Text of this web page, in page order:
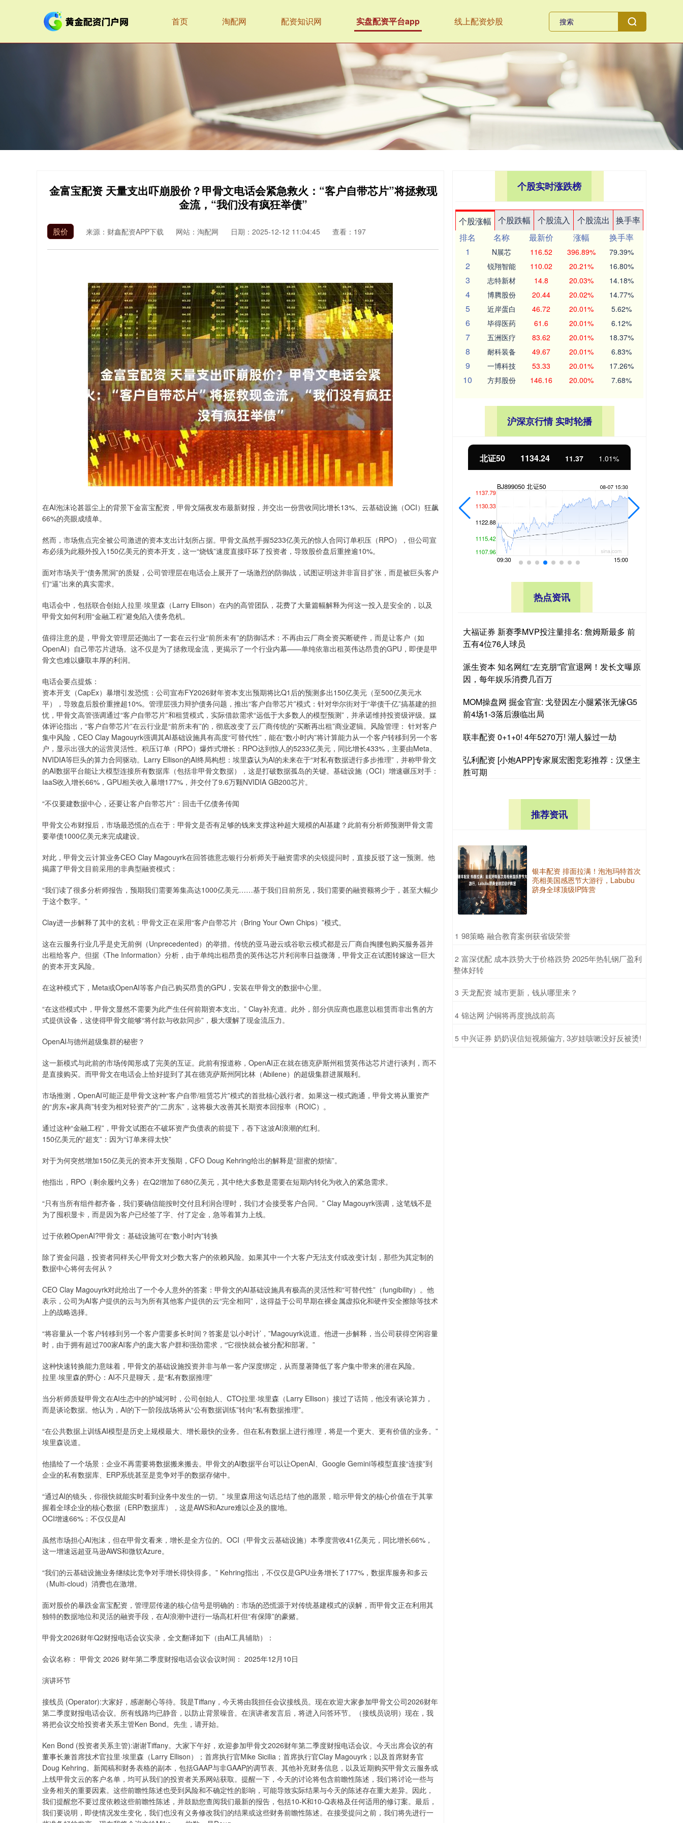
首页 淘配网 配资知识网 实盘配资平台app 线上配资炒股
金富宝配资 天量支出吓崩股价？甲骨文电话会紧急救火：“客户自带芯片”将拯救现
金流，“我们没有疯狂举债”
股价 来源：财鑫配资APP下载 网站：淘配网 日期：2025-12-12 11:04:45 查看：197
在AI泡沫论甚嚣尘上的背景下金富宝配资，甲骨文隔夜发布最新财报，并交出一份营收同比增长13%、云基础设施（OCI）狂飙
66%的亮眼成绩单。
然而，市场焦点完全被公司激进的资本支出计划所占据。甲骨文虽然手握5233亿美元的惊人合同订单积压（RPO），但公司宣
布必须为此额外投入150亿美元的资本开支，这一“烧钱”速度直接吓坏了投资者，导致股价盘后重挫逾10%。
面对市场关于“债务黑洞”的质疑，公司管理层在电话会上展开了一场激烈的防御战，试图证明这并非盲目扩张，而是被巨头客户
们“逼”出来的真实需求。
电话会中，包括联合创始人拉里·埃里森（Larry Ellison）在内的高管团队，花费了大量篇幅解释为何这一投入是安全的，以及
甲骨文如何利用“金融工程”避免陷入债务危机。
值得注意的是，甲骨文管理层还抛出了一套在云行业“前所未有”的防御话术：不再由云厂商全资买断硬件，而是让客户（如
OpenAI）自己带芯片进场。这不仅是为了拯救现金流，更揭示了一个行业内幕——单纯依靠出租英伟达昂贵的GPU，即便是甲
骨文也难以赚取丰厚的利润。
电话会要点提炼：
资本开支（CapEx）暴增引发恐慌：公司宣布FY2026财年资本支出预期将比Q1后的预测多出150亿美元（至500亿美元水
平），导致盘后股价重挫超10%。管理层强力辩护债务问题，推出“客户自带芯片”模式：针对华尔街对于“举债千亿”搞基建的担
忧，甲骨文高管强调通过“客户自带芯片”和租赁模式，实际借款需求“远低于大多数人的模型预测”，并承诺维持投资级评级。媒
体评论指出，“客户自带芯片”在云行业是“前所未有”的，彻底改变了云厂商传统的“买断再出租”商业逻辑。风险管理： 针对客户
集中风险，CEO Clay Magouyrk强调其AI基础设施具有高度“可替代性”，能在“数小时内”将计算能力从一个客户转移到另一个客
户，显示出强大的运营灵活性。积压订单（RPO）爆炸式增长：RPO达到惊人的5233亿美元，同比增长433%，主要由Meta、
NVIDIA等巨头的算力合同驱动。Larry Ellison的AI终局构想：埃里森认为AI的未来在于“对私有数据进行多步推理”，并称甲骨文
的AI数据平台能让大模型连接所有数据库（包括非甲骨文数据），这是打破数据孤岛的关键。基础设施（OCI）增速碾压对手：
IaaS收入增长66%，GPU相关收入暴增177%，并交付了9.6万颗NVIDIA GB200芯片。
“不仅要建数据中心，还要让客户自带芯片”：回击千亿债务传闻
甲骨文公布财报后，市场最恐慌的点在于：甲骨文是否有足够的钱来支撑这种超大规模的AI基建？此前有分析师预测甲骨文需
要举债1000亿美元来完成建设。
对此，甲骨文云计算业务CEO Clay Magouyrk在回答德意志银行分析师关于融资需求的尖锐提问时，直接反驳了这一预测。他
揭露了甲骨文目前采用的非典型融资模式：
“我们读了很多分析师报告，预期我们需要筹集高达1000亿美元……基于我们目前所见，我们需要的融资额将少于，甚至大幅少
于这个数字。”
Clay进一步解释了其中的玄机：甲骨文正在采用“客户自带芯片（Bring Your Own Chips）”模式。
这在云服务行业几乎是史无前例（Unprecedented）的举措。传统的亚马逊云或谷歌云模式都是云厂商自掏腰包购买服务器并
出租给客户。但据《The Information》分析，由于单纯出租昂贵的英伟达芯片利润率日益微薄，甲骨文正在试图转嫁这一巨大
的资本开支风险。
在这种模式下，Meta或OpenAI等客户自己购买昂贵的GPU，安装在甲骨文的数据中心里。
“在这些模式中，甲骨文显然不需要为此产生任何前期资本支出。” Clay补充道。此外，部分供应商也愿意以租赁而非出售的方
式提供设备，这使得甲骨文能够“将付款与收款同步”，极大缓解了现金流压力。
OpenAI与德州超级集群的秘密？
这一新模式与此前的市场传闻形成了完美的互证。此前有报道称，OpenAI正在就在德克萨斯州租赁英伟达芯片进行谈判，而不
是直接购买。而甲骨文在电话会上恰好提到了其在德克萨斯州阿比林（Abilene）的超级集群进展顺利。
市场推测，OpenAI可能正是甲骨文这种“客户自带/租赁芯片”模式的首批核心践行者。如果这一模式跑通，甲骨文将从重资产
的“房东+家具商”转变为相对轻资产的“二房东”，这将极大改善其长期资本回报率（ROIC）。
通过这种“金融工程”，甲骨文试图在不破坏资产负债表的前提下，吞下这波AI浪潮的红利。
150亿美元的“超支”：因为“订单来得太快”
对于为何突然增加150亿美元的资本开支预期，CFO Doug Kehring给出的解释是“甜蜜的烦恼”。
他指出，RPO（剩余履约义务）在Q2增加了680亿美元，其中绝大多数是需要在短期内转化为收入的紧急需求。
“只有当所有组件都齐备，我们要确信能按时交付且利润合理时，我们才会接受客户合同。” Clay Magouyrk强调，这笔钱不是
为了囤积显卡，而是因为客户已经签了字、付了定金，急等着算力上线。
过于依赖OpenAI?甲骨文：基础设施可在“数小时内”转换
除了资金问题，投资者同样关心甲骨文对少数大客户的依赖风险。如果其中一个大客户无法支付或改变计划，那些为其定制的
数据中心将何去何从？
CEO Clay Magouyrk对此给出了一个令人意外的答案：甲骨文的AI基础设施具有极高的灵活性和“可替代性”（fungibility）。他
表示，公司为AI客户提供的云与为所有其他客户提供的云“完全相同”，这得益于公司早期在裸金属虚拟化和硬件安全擦除等技术
上的战略选择。
“将容量从一个客户转移到另一个客户需要多长时间？答案是‘以小时计’，”Magouyrk说道。他进一步解释，当公司获得空闲容量
时，由于拥有超过700家AI客户的庞大客户群和强劲需求，“它很快就会被分配和部署。”
这种快速转换能力意味着，甲骨文的基础设施投资并非与单一客户深度绑定，从而显著降低了客户集中带来的潜在风险。
拉里·埃里森的野心：AI不只是聊天，是“私有数据推理”
当分析师质疑甲骨文在AI生态中的护城河时，公司创始人、CTO拉里·埃里森（Larry Ellison）接过了话筒，他没有谈论算力，
而是谈论数据。他认为，AI的下一阶段战场将从“公有数据训练”转向“私有数据推理”。
“在公共数据上训练AI模型是历史上规模最大、增长最快的业务。但在私有数据上进行推理，将是一个更大、更有价值的业务。”
埃里森说道。
他描绘了一个场景：企业不再需要将数据搬来搬去。甲骨文的AI数据平台可以让OpenAI、Google Gemini等模型直接“连接”到
企业的私有数据库、ERP系统甚至是竞争对手的数据存储中。
“通过AI的镜头，你很快就能实时看到业务中发生的一切。” 埃里森用这句话总结了他的愿景，暗示甲骨文的核心价值在于其掌
握着全球企业的核心数据（ERP/数据库），这是AWS和Azure难以企及的腹地。
OCI增速66%：不仅仅是AI
虽然市场担心AI泡沫，但在甲骨文看来，增长是全方位的。OCI（甲骨文云基础设施）本季度营收41亿美元，同比增长66%，
这一增速远超亚马逊AWS和微软Azure。
“我们的云基础设施业务继续比竞争对手增长得快得多。” Kehring指出，不仅仅是GPU业务增长了177%，数据库服务和多云
（Multi-cloud）消费也在激增。
面对股价的暴跌金富宝配资，管理层传递的核心信号是明确的：市场的恐慌源于对传统基建模式的误解，而甲骨文正在利用其
独特的数据地位和灵活的融资手段，在AI浪潮中进行一场高杠杆但“有保障”的豪赌。
甲骨文2026财年Q2财报电话会议实录，全文翻译如下（由AI工具辅助）：
会议名称： 甲骨文 2026 财年第二季度财报电话会议会议时间： 2025年12月10日
演讲环节
接线员 (Operator):大家好，感谢耐心等待。我是Tiffany，今天将由我担任会议接线员。现在欢迎大家参加甲骨文公司2026财年
第二季度财报电话会议。所有线路均已静音，以防止背景噪音。在演讲者发言后，将进入问答环节。（接线员说明）现在，我
将把会议交给投资者关系主管Ken Bond。先生，请开始。
Ken Bond (投资者关系主管):谢谢Tiffany。大家下午好，欢迎参加甲骨文2026财年第二季度财报电话会议。今天出席会议的有
董事长兼首席技术官拉里·埃里森（Larry Ellison）；首席执行官Mike Sicilia；首席执行官Clay Magouyrk；以及首席财务官
Doug Kehring。新闻稿和财务表格的副本，包括GAAP与非GAAP的调节表、其他补充财务信息，以及近期购买甲骨文云服务或
上线甲骨文云的客户名单，均可从我们的投资者关系网站获取。提醒一下，今天的讨论将包含前瞻性陈述，我们将讨论一些与
业务相关的重要因素。这些前瞻性陈述也受到风险和不确定性的影响，可能导致实际结果与今天的陈述存在重大差异。因此，
我们提醒您不要过度依赖这些前瞻性陈述，并鼓励您查阅我们最新的报告，包括10-K和10-Q表格及任何适用的修订案。最后，
我们要说明，即使情况发生变化，我们也没有义务修改我们的结果或这些财务前瞻性陈述。在接受提问之前，我们将先进行一
个股实时涨跌榜
个股涨幅 个股跌幅 个股流入 个股流出
换手率
排名
名称 最新价 涨幅
换手率
1
N展芯 116.52 396.89% 79.39%
2 锐翔智能 110.02 20.21% 16.80%
3 志特新材 14.8 20.03% 14.18%
4 博腾股份 20.44 20.02% 14.77%
5 近岸蛋白 46.72 20.01% 5.62%
6 毕得医药 61.6 20.01% 6.12%
7 五洲医疗 83.62 20.01% 18.37%
8 耐科装备 49.67 20.01% 6.83%
9 一博科技 53.33 20.01% 17.26%
10 方邦股份 146.16 20.00% 7.68%
沪深京行情 实时轮播
深证成指 14311.01 200.89 1.42% 沪深300 4694.44 43.13 北证50 1134.24 11.37 1.01%
热点资讯
大福证券 新赛季MVP投注量排名: 詹姆斯最多 前
五有4位76人球员
派生资本 知名网红“左克朋”官宣退网！发长文曝原
因，每年娱乐消费几百万
MOM操盘网 掘金官宣: 戈登因左小腿紧张无缘G5
前4场1-3落后濒临出局
联丰配资 0+1+0! 4年5270万! 湖人躲过一劫
弘利配资 [小炮APP]专家展宏图竞彩推荐：汉堡主
胜可期
推荐资讯
银丰配资 排面拉满！泡泡玛特首次
亮相美国感恩节大游行，Labubu
跻身全球顶级IP阵营
1 ​98策略 融合教育案例获省级荣誉
2 ​富深优配 成本跌势大于价格跌势 2025年热轧钢厂盈利
整体好转
3 ​天龙配资 城市更新，钱从哪里来？
4 ​锦达网 沪铜将再度挑战前高
5 ​中兴证券 奶奶误信短视频偏方, 3岁娃咳嗽没好反被烫!